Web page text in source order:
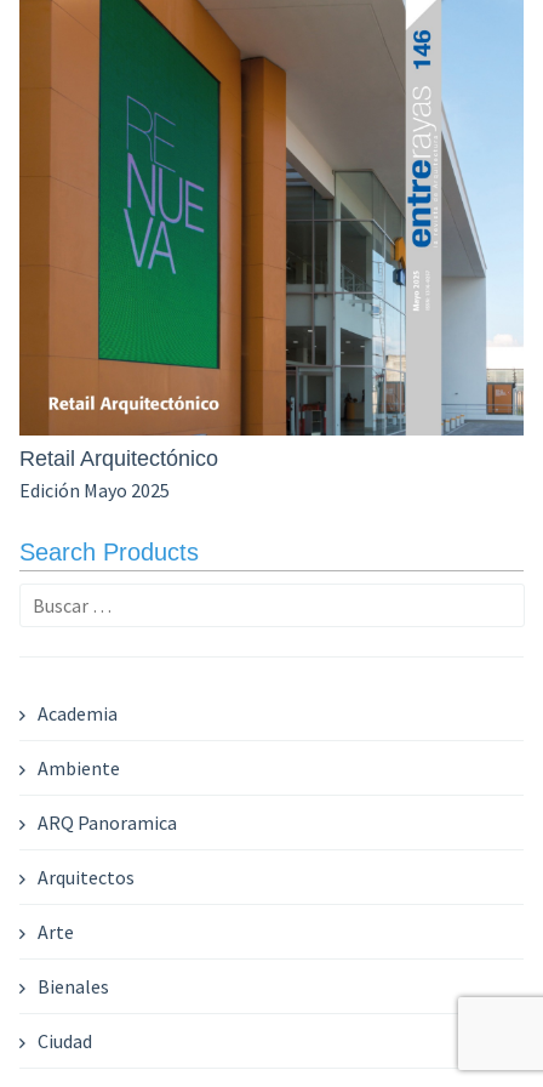
Retail Arquitectónico
Edición Mayo 2025
Search Products
Buscar:
Academia
Ambiente
ARQ Panoramica
Arquitectos
Arte
Bienales
Ciudad